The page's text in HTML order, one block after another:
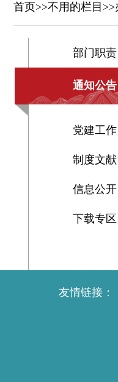
首页>>不用的栏目 >>
部门职责
通知公告
党建工作
制度文献
信息公开
下载专区
友情链接：